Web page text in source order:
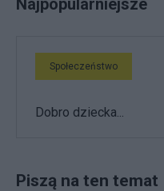
Społeczeństwo
Dobro dziecka...
Piszą na ten temat